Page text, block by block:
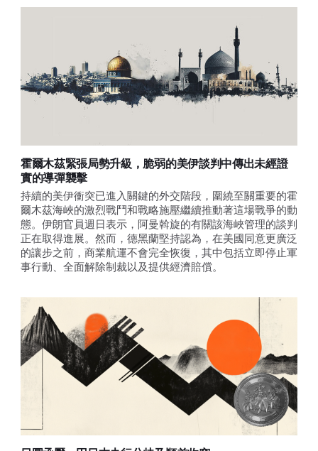
霍爾木茲緊張局勢升級，脆弱的美伊談判中傳出未經證
實的導彈襲擊
持續的美伊衝突已進入關鍵的外交階段，圍繞至關重要的霍
爾木茲海峽的激烈戰鬥和戰略施壓繼續推動著這場戰爭的動
態。伊朗官員週日表示，阿曼斡旋的有關該海峽管理的談判
正在取得進展。然而，德黑蘭堅持認為，在美國同意更廣泛
的讓步之前，商業航運不會完全恢復，其中包括立即停止軍
事行動、全面解除制裁以及提供經濟賠償。